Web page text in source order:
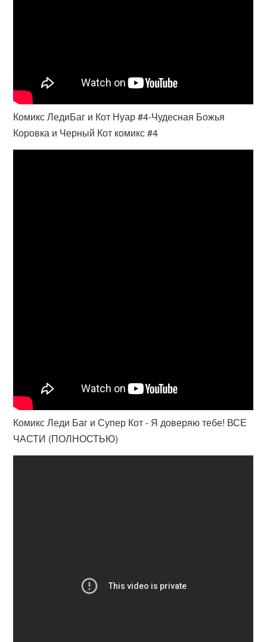
Комикс ЛедиБаг и Кот Нуар #4-Чудесная Божья
Коровка и Черный Кот комикс #4
Комикс Леди Баг и Супер Кот - Я доверяю тебе! ВСЕ
ЧАСТИ (ПОЛНОСТЬЮ)